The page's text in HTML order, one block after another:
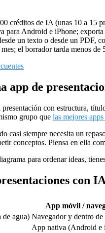
créditos de IA (unas 10 a 15
para Android e iPhone;
un texto o desde un PDF,
el borrador tarda menos de
app de
con estructura,
grupo que las mejores
casi siempre necesita un
conceptos. Piensa en ella
para ordenar ideas,
con
App móvil /
de agua) Navegador y dentro
App nativa (Android e